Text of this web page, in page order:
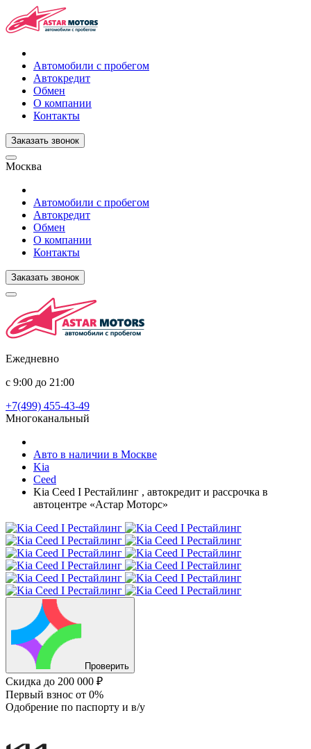
Автомобили с пробегом
Автокредит
Обмен
О компании
Контакты
Заказать звонок
Москва
Автомобили с пробегом
Автокредит
Обмен
О компании
Контакты
Заказать звонок
Ежедневно
с 9:00 до 21:00
+7(499) 455-43-49
Многоканальный
Авто в наличии в Москве
Kia
Ceed
Kia Ceed I Рестайлинг , автокредит и рассрочка в
автоцентре «Астар Моторс»
Проверить
Скидка до 200 000 ₽
Первый взнос от 0%
Одобрение по паспорту и в/у